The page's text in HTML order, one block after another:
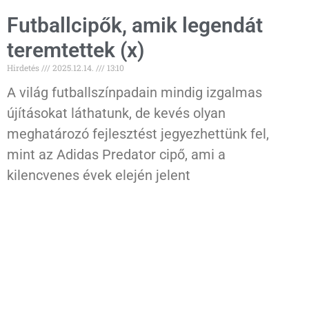
Futballcipők, amik legendát
teremtettek (x)
Hirdetés 2025.12.14. 13:10
A világ futballszínpadain mindig izgalmas
újításokat láthatunk, de kevés olyan
meghatározó fejlesztést jegyezhettünk fel,
mint az Adidas Predator cipő, ami a
kilencvenes évek elején jelent